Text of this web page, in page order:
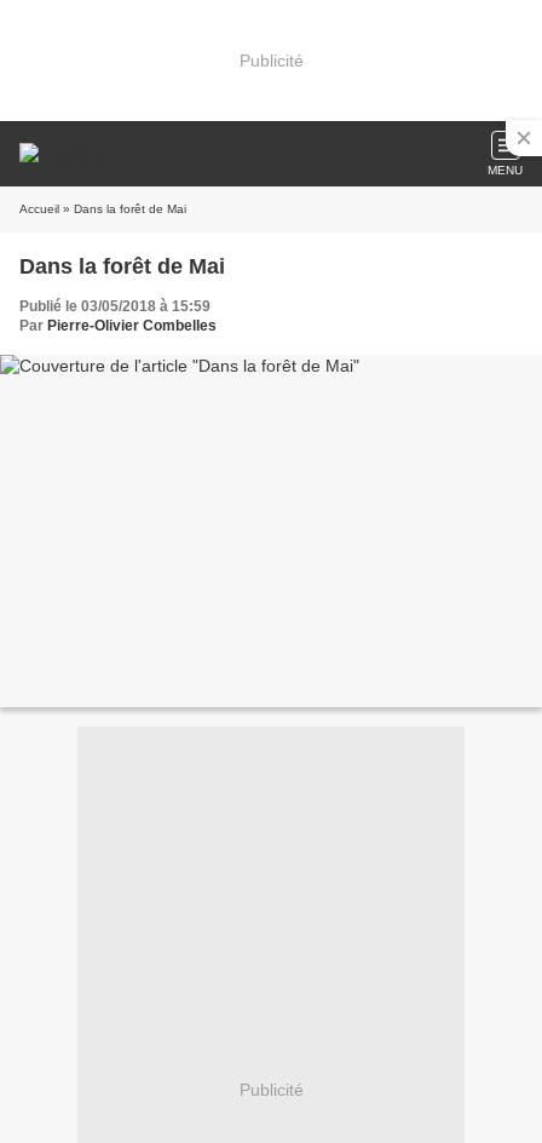
Publicité
MENU
Accueil » Dans la forêt de Mai
Dans la forêt de Mai
Publié le 03/05/2018 à 15:59
Par Pierre-Olivier Combelles
Publicité